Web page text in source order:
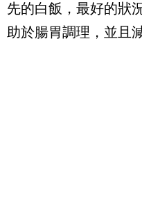
先的白飯，最好的狀
助於腸胃調理，並且